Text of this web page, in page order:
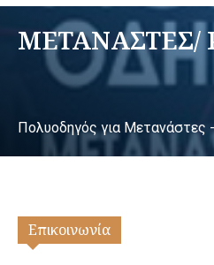
ΜΕΤΑΝΑΣΤΕΣ/
Πολυοδηγός για Μετανάστες
Επικοινωνία